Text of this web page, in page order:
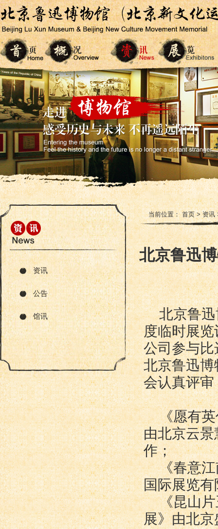
资讯
公告
馆讯
当前位置：首页>资讯
北京鲁迅
北京鲁
度临时展
公司参与
北京鲁迅
会认真评
《愿有
由北京云
作；
《春意
国际展览
《昆山
展》由北